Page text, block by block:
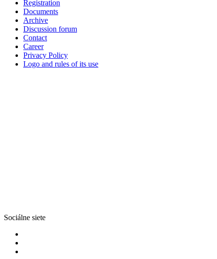
Registration
Documents
Archive
Discussion forum
Contact
Career
Privacy Policy
Logo and rules of its use
Sociálne siete